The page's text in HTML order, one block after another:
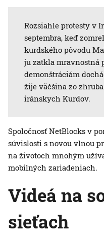
Rozsiahle protesty v
septembra, keď
kurdského pôvodu
ju zatkla mravnostná
demonštráciám
žije väčšina zo
iránskych Kurdov.
Spoločnosť NetBlocks v
súvislosti s novou vlnou
na životoch mnohým
mobilných zariadeniach.
Videá na
sieťach